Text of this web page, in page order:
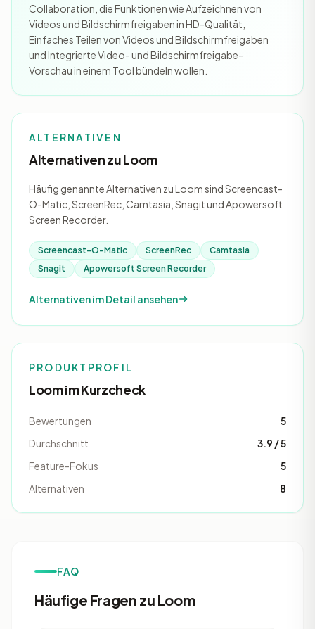
Collaboration, die Funktionen wie Aufzeichnen von
Videos und Bildschirmfreigaben in HD-Qualität,
Einfaches Teilen von Videos und Bildschirmfreigaben
und Integrierte Video- und Bildschirmfreigabe-
Vorschau in einem Tool bündeln wollen.
ALTERNATIVEN
Alternativen zu Loom
Häufig genannte Alternativen zu Loom sind Screencast-
O-Matic, ScreenRec, Camtasia, Snagit und Apowersoft
Screen Recorder.
Screencast-O-Matic ScreenRec
Camtasia
Snagit
Apowersoft Screen Recorder
Alternativen im Detail ansehen
PRODUKTPROFIL
Loom im Kurzcheck
Bewertungen
5
Durchschnitt
3.9 / 5
Feature-Fokus
5
Alternativen
8
FAQ
Häufige Fragen zu Loom